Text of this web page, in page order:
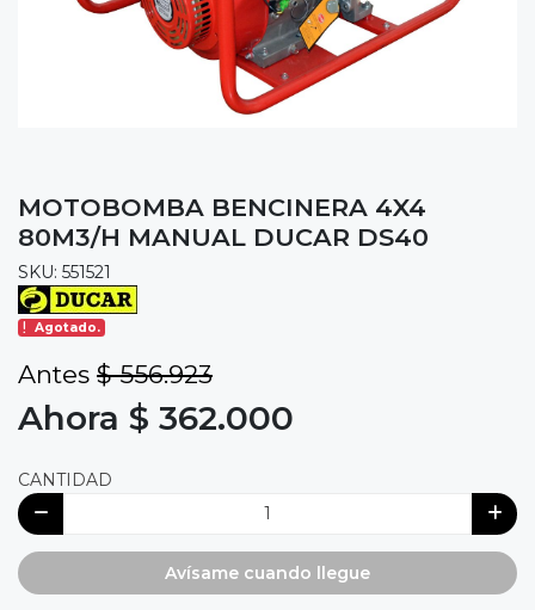
MOTOBOMBA BENCINERA 4X4
80M3/H MANUAL DUCAR DS40
SKU: 551521
Agotado.
Antes $ 556.923
Ahora $ 362.000
CANTIDAD
Avísame cuando llegue